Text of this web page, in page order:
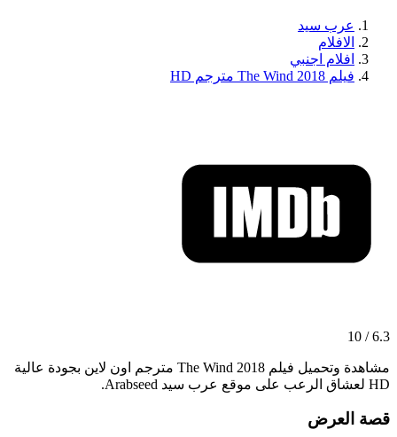
عرب سيد
الافلام
افلام اجنبي
فيلم The Wind 2018 مترجم HD
6.3 / 10
مشاهدة وتحميل فيلم The Wind 2018 مترجم اون لاين بجودة عالية
HD لعشاق الرعب على موقع عرب سيد Arabseed.
قصة العرض